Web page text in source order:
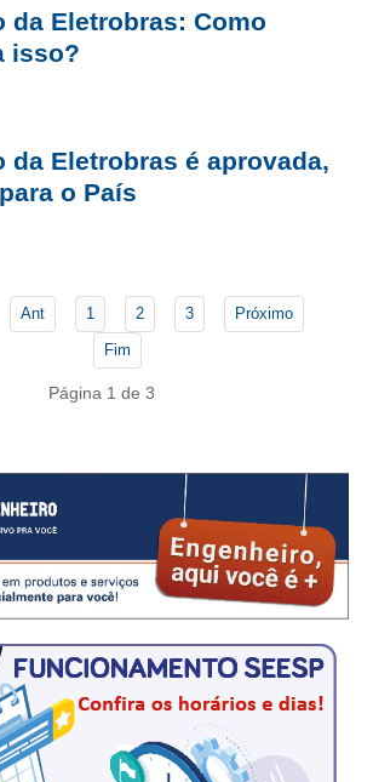
da Eletrobras: Como
isso?
da Eletrobras é aprovada,
o País
Ant 1 2 3
Próximo
Fim
Página 1 de 3